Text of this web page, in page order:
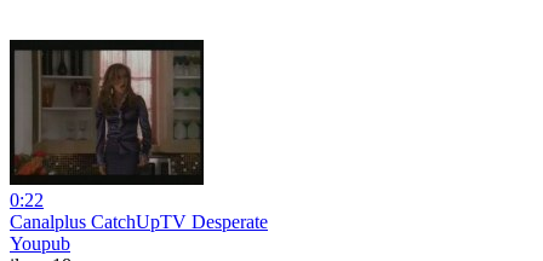
0:22
Canalplus CatchUpTV Desperate
Youpub